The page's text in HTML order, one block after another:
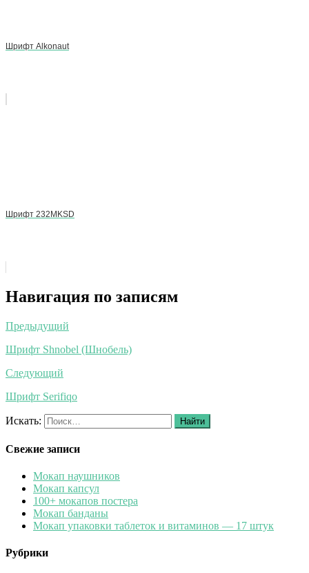
Шрифт Alkonaut
Шрифт 232MKSD
Навигация по записям
Предыдущий
Шрифт Shnobel (Шнобель)
Следующий
Шрифт Serifiqo
Искать: Найти
Свежие записи
Мокап наушников
Мокап капсул
100+ мокапов постера
Мокап банданы
Мокап упаковки таблеток и витаминов — 17 штук
Рубрики